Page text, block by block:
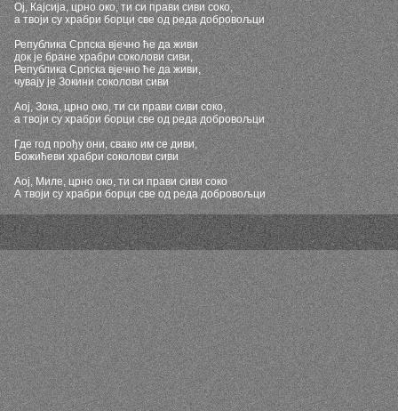
Ој, Кајсија, црно око, ти си прави сиви соко,
а твоји су храбри борци све од реда добровољци
Република Српска вјечно ће да живи
док је бране храбри соколови сиви,
Република Српска вјечно ће да живи,
чувају је Зокини соколови сиви
Аој, Зока, црно око, ти си прави сиви соко,
а твоји су храбри борци све од реда добровољци
Где год прођу они, свако им се диви,
Божићеви храбри соколови сиви
Аој, Миле, црно око, ти си прави сиви соко
А твоји су храбри борци све од реда добровољци